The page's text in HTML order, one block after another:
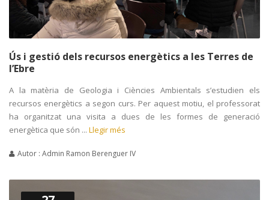
Ús i gestió dels recursos energètics a les Terres de
l’Ebre
A la matèria de Geologia i Ciències Ambientals s’estudien els
recursos energètics a segon curs. Per aquest motiu, el professorat
ha organitzat una visita a dues de les formes de generació
energètica que són ... Llegir més
Autor : Admin Ramon Berenguer IV